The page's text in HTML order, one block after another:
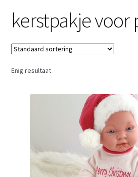
kerstpakje voor
Enig resultaat